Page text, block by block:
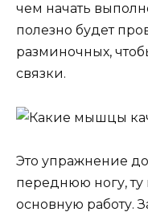
чем начать
полезно будет
разминочных,
связки.
Это упражнение
переднюю ногу, ту
основную работу.